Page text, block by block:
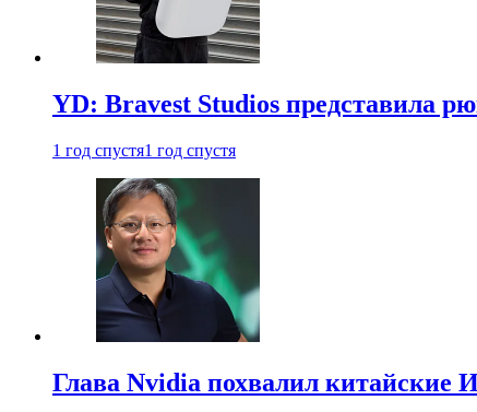
YD: Bravest Studios представила
1 год спустя1 год спустя
Глава Nvidia похвалил китайские